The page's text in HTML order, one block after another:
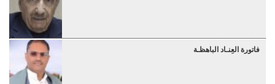
فاتورة العِنـاد الباهظـة